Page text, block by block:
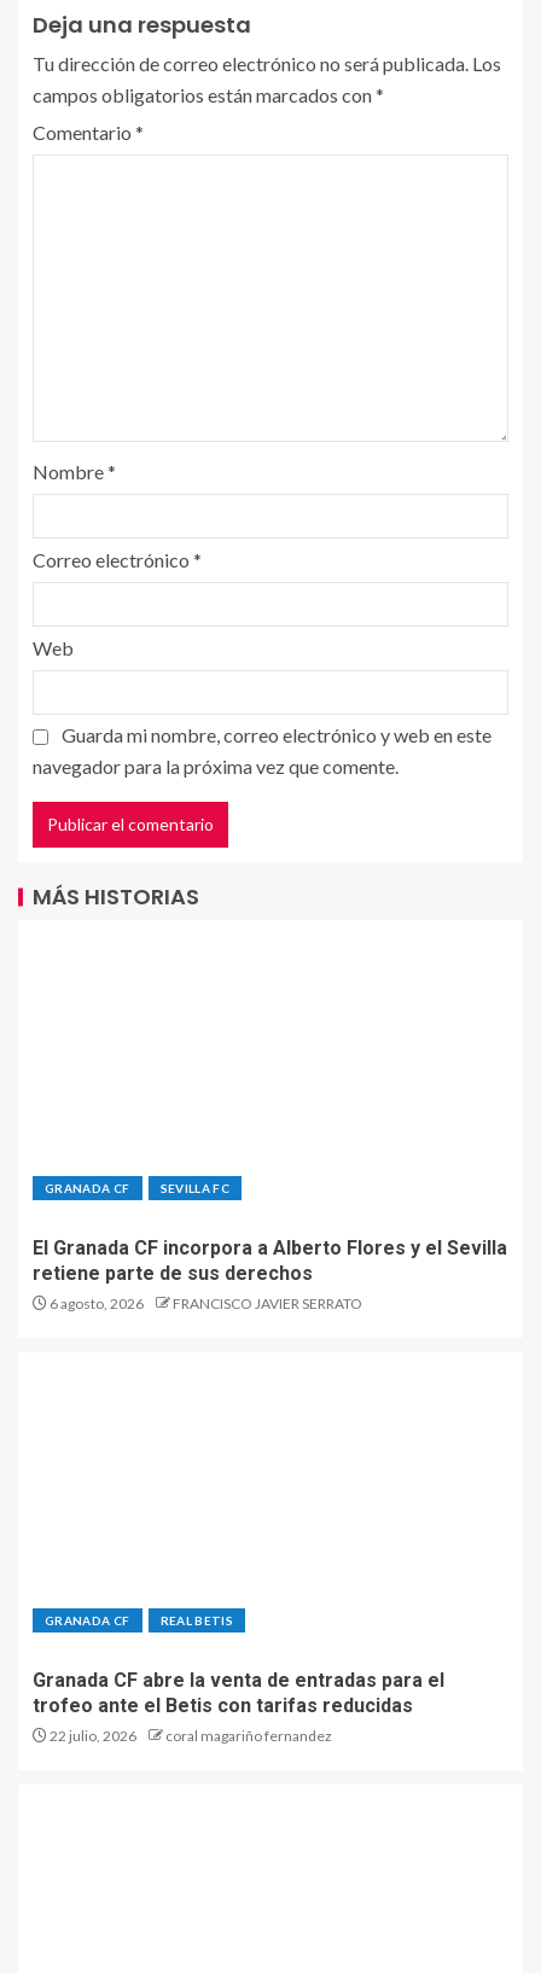
Deja una respuesta
Tu dirección de correo electrónico no será publicada. Los
campos obligatorios están marcados con*
Comentario *
Nombre*
Correo electrónico *
Web
Guarda mi nombre, correo electrónico y web en este
navegador para la próxima vez que comente.
MÁS HISTORIAS
GRANADA CF SEVILLA FC
El Granada CF incorpora a Alberto Flores y el Sevilla
retiene parte de sus derechos
6 agosto, 2026 FRANCISCO JAVIER SERRATO
GRANADA CF REAL BETIS
Granada CF abre la venta de entradas para el
trofeo ante el Betis con tarifas reducidas
22 julio, 2026 coral magariño fernandez